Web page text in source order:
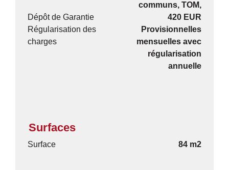
communs, TOM,
Dépôt de Garantie
420 EUR
Régularisation des
charges
Provisionnelles
mensuelles avec
régularisation
annuelle
Surfaces
Surface 84 m2